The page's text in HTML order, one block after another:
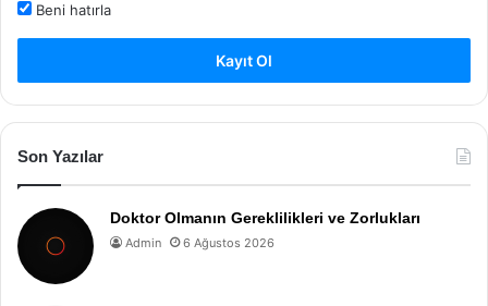
Beni hatırla
Kayıt Ol
Son Yazılar
Doktor Olmanın Gereklilikleri ve Zorlukları
Admin 6 Ağustos 2026